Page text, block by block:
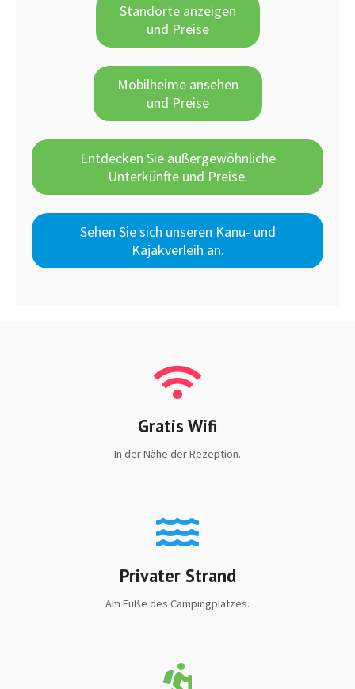
Standorte anzeigen
und Preise
Mobilheime ansehen
und Preise
Entdecken Sie außergewöhnliche
Unterkünfte und Preise.
Sehen Sie sich unseren Kanu- und
Kajakverleih an.
Gratis Wifi
In der Nähe der Rezeption.
Privater Strand
Am Fuße des Campingplatzes.